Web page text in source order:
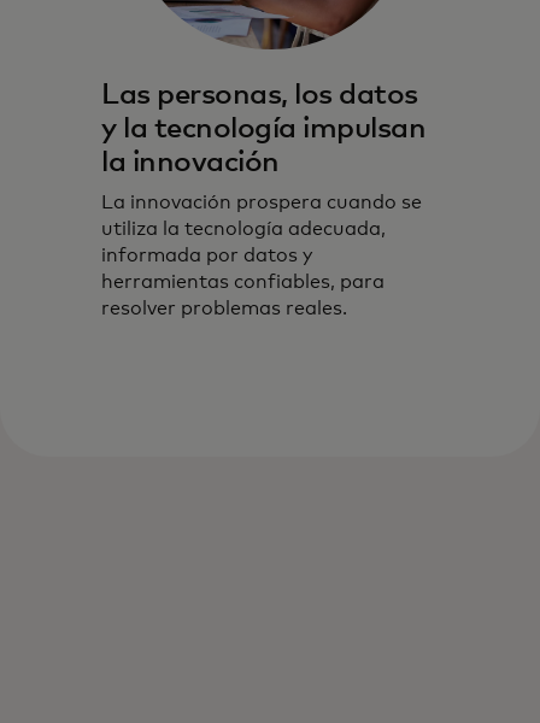
Las personas, los datos
y la tecnología impulsan
la innovación
La innovación prospera cuando se
utiliza la tecnología adecuada,
informada por datos y
herramientas confiables, para
resolver problemas reales.